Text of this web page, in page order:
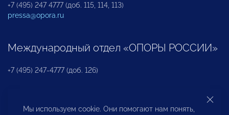
+7 (495) 247 4777 (доб. 115, 114, 113)
pressa@opora.ru
Международный отдел «ОПОРЫ РОССИИ»
+7 (495) 247-4777 (доб. 126)
Бюро по защите прав предпринимателей и
Мы используем cookie. Они помогают нам понять,